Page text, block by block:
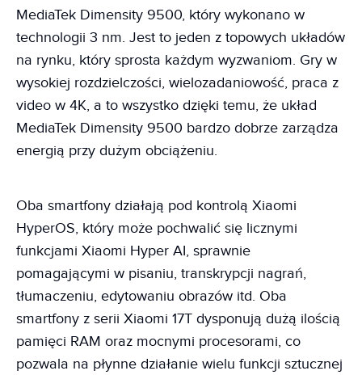
MediaTek Dimensity 9500, który wykonano w
technologii 3 nm. Jest to jeden z topowych układów
na rynku, który sprosta każdym wyzwaniom. Gry w
wysokiej rozdzielczości, wielozadaniowość, praca z
video w 4K, a to wszystko dzięki temu, że układ
MediaTek Dimensity 9500 bardzo dobrze zarządza
energią przy dużym obciążeniu.
Oba smartfony działają pod kontrolą Xiaomi
HyperOS, który może pochwalić się licznymi
funkcjami Xiaomi Hyper AI, sprawnie
pomagającymi w pisaniu, transkrypcji nagrań,
tłumaczeniu, edytowaniu obrazów itd. Oba
smartfony z serii Xiaomi 17T dysponują dużą ilością
pamięci RAM oraz mocnymi procesorami, co
pozwala na płynne działanie wielu funkcji sztucznej